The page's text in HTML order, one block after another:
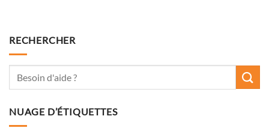
RECHERCHER
NUAGE D’ÉTIQUETTES